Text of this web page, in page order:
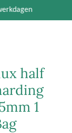
half
1